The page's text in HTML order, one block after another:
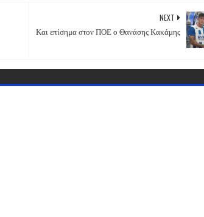
NEXT
Και επίσημα στον ΠΟΕ ο Θανάσης Κακάμης